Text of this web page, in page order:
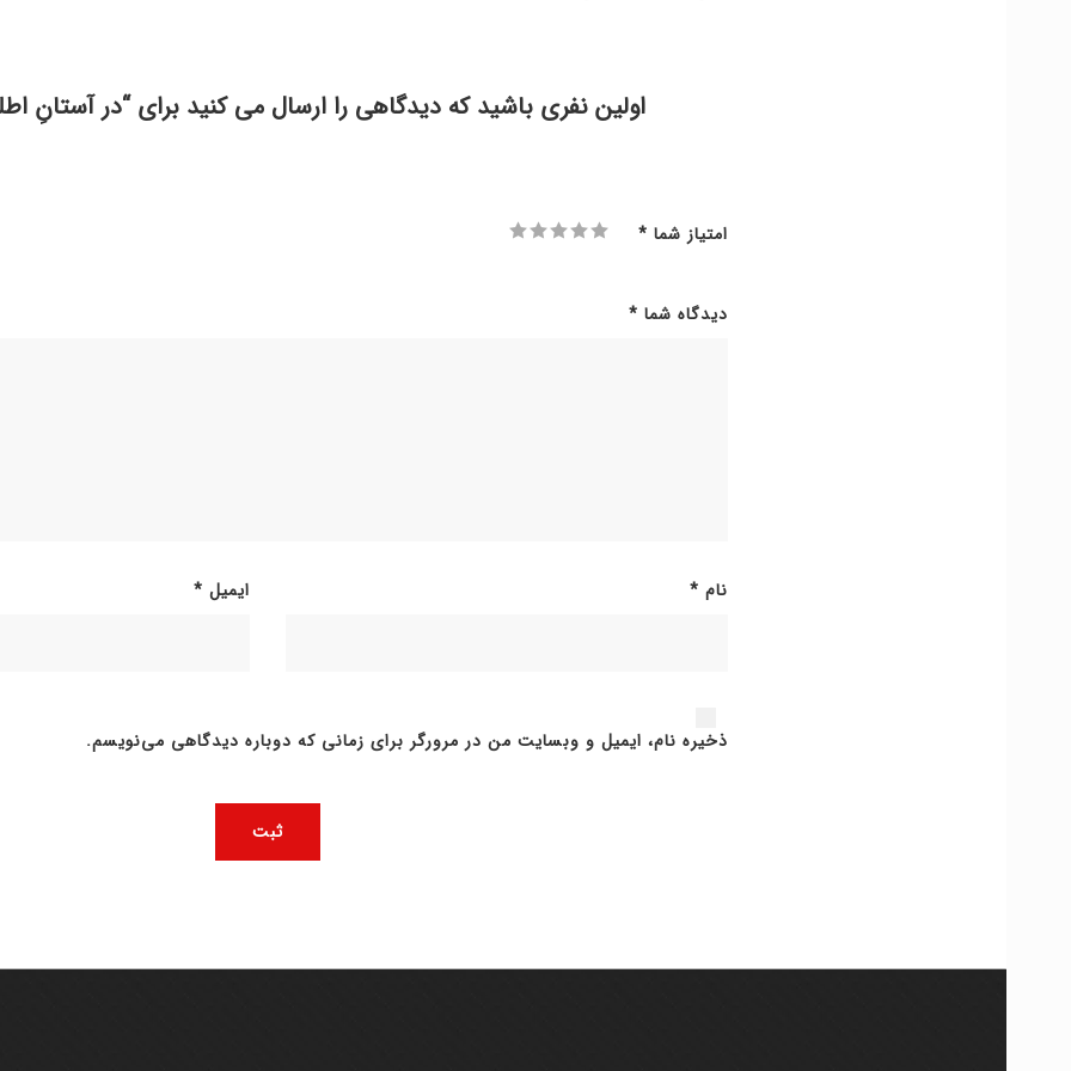
اولین نفری باشید که دیدگاهی را ارسال می کنید برای “در آستانِ
امتیاز شما *
دیدگاه شما *
نام * ایمیل *
ذخیره نام، ایمیل و وبسایت من در مرورگر برای زمانی که دوباره دیدگاهی می‌نویسم.